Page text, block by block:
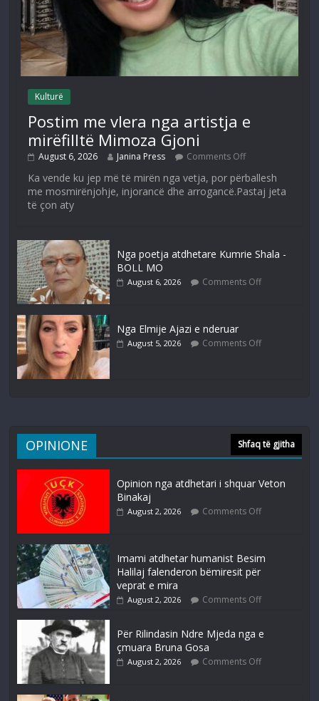
Kulturë
Postim me vlera nga artistja e
mirëfilltë Mimoza Gjoni
August 6, 2026 Janina Press Comments Off
Ka vende ku jep më të mirën nga vetja, por përballesh
me mosmirënjohje, injorancë dhe arrogancë.Pastaj jeta
të çon aty
Nga poetja atdhetare Kumrie Shala -
BOLL MO
August 6, 2026 Comments Off
Nga Elmije Ajazi e nderuar
August 5, 2026 Comments Off
OPINIONE Shfaq të gjitha
Opinion nga atdhetari i shquar Veton
Binakaj
August 2, 2026 Comments Off
Imami atdhetar humanist Besim
Halilaj falenderon bëmiresit për
veprat e mira
August 2, 2026 Comments Off
Për Rilindasin Ndre Mjeda nga e
çmuara Bruna Gosa
August 2, 2026 Comments Off